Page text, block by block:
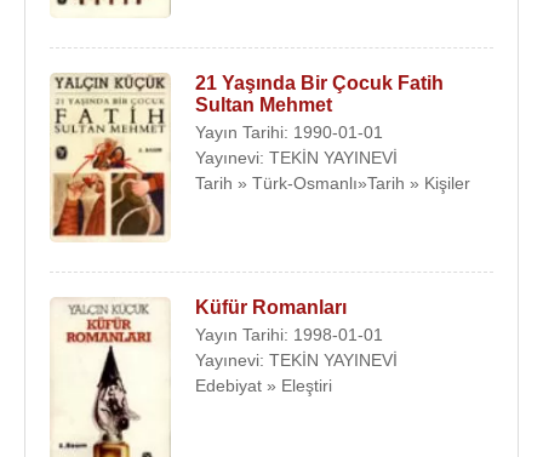
21 Yaşında Bir Çocuk Fatih
Sultan Mehmet
Yayın Tarihi: 1990-01-01
Yayınevi: TEKİN YAYINEVİ
Tarih » Türk-Osmanlı»Tarih » Kişiler
Küfür Romanları
Yayın Tarihi: 1998-01-01
Yayınevi: TEKİN YAYINEVİ
Edebiyat » Eleştiri